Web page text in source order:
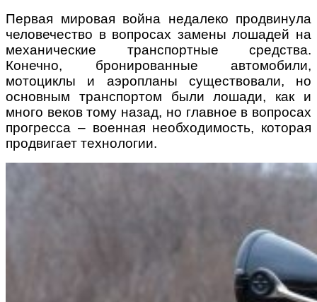
Первая мировая война недалеко продвинула
человечество в вопросах замены лошадей на
механические транспортные средства.
Конечно, бронированные автомобили,
мотоциклы и аэропланы существовали, но
основным транспортом были лошади, как и
много веков тому назад, но главное в вопросах
прогресса – военная необходимость, которая
продвигает технологии.